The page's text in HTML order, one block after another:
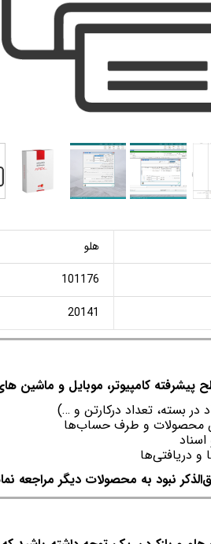
هلو
101176
20141
کامپیوتر، موبایل و ماشین های
در بسته، تعداد درکارتن و …)
محصولات و طرف حساب‌ها
و دریافتی‌ها
نبود به محصولات دیگر مراجعه